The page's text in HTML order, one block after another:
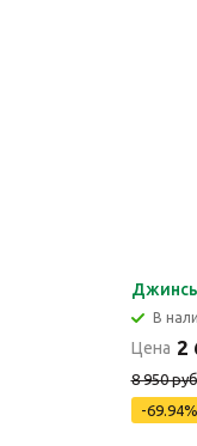
Джинсы
В
Цена 2
8 950
-69.94%